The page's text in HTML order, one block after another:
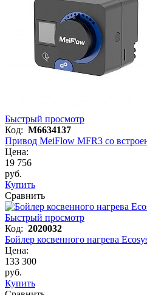
Быстрый просмотр
Код: M6634137
Привод MeiFlow MFR3 со
Цена:
19 756
руб.
Купить
Сравнить
Быстрый просмотр
Код: 2020032
Бойлер косвенного нагрева
Цена:
133 300
руб.
Купить